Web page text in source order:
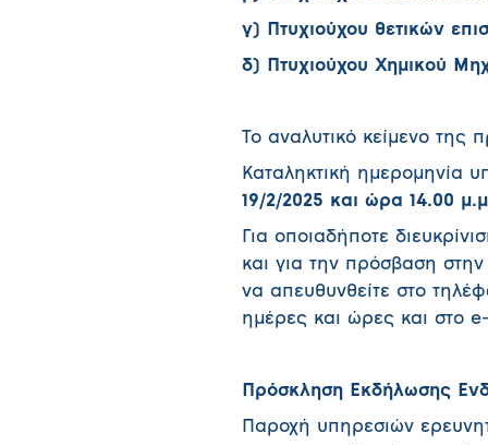
γ) Πτυχιούχου θετικών
δ) Πτυχιούχου Χημικού
Το αναλυτικό κείμενο της
Καταληκτική ημερομηνία
19/2/2025 και ώρα 14.00
Για οποιαδήποτε
και για την πρόσβαση
να απευθυνθείτε στο
ημέρες και ώρες και στο
Πρόσκληση Εκδήλωσης
Παροχή υπηρεσιών